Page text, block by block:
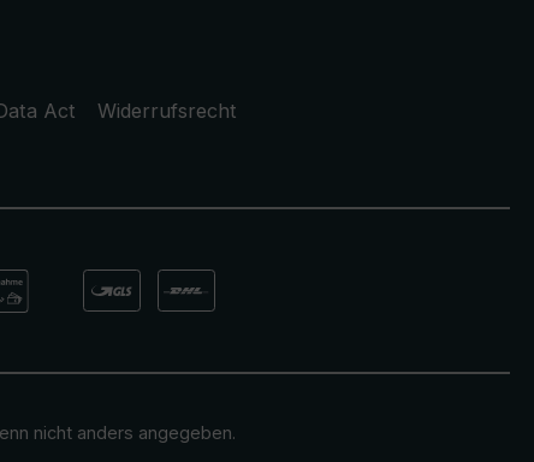
Act
Widerrufsrecht
nicht anders angegeben.